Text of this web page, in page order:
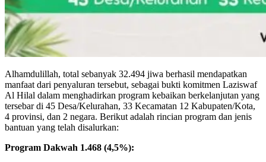
Alhamdulillah, total sebanyak 32.494 jiwa berhasil mendapatkan
manfaat dari penyaluran tersebut, sebagai bukti komitmen Laziswaf
Al Hilal dalam menghadirkan program kebaikan berkelanjutan yang
tersebar di 45 Desa/Kelurahan, 33 Kecamatan 12 Kabupaten/Kota,
4 provinsi, dan 2 negara. Berikut adalah rincian program dan jenis
bantuan yang telah disalurkan:
Program Dakwah 1.468 (4,5%):